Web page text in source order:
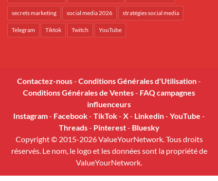
secrets marketing social media 2026 stratégies social media
Telegram Tiktok Twitch YouTube
Contactez-nous- Conditions Générales d'Utilisation-
Conditions Générales de Ventes- FAQ campagnes
influenceurs
Instagram- Facebook- TikTok- X- Linkedin- YouTube -
Threads- Pinterest- Bluesky
Copyright © 2015-2026 ValueYourNetwork. Tous droits
réservés. Le nom, le logo et les données sont la propriété de
ValueYourNetwork.